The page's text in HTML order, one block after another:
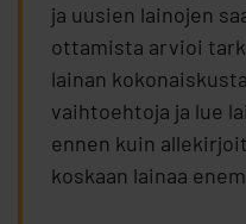
ja uusien lainojen
ottamista arvioi
lainan
vaihtoehtoja ja lue
ennen kuin
koskaan lainaa